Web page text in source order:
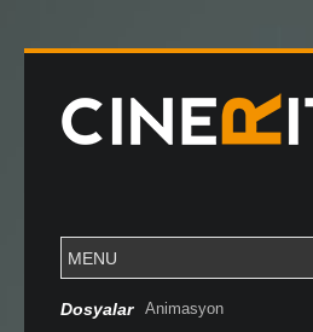
Dosyalar Animasyon